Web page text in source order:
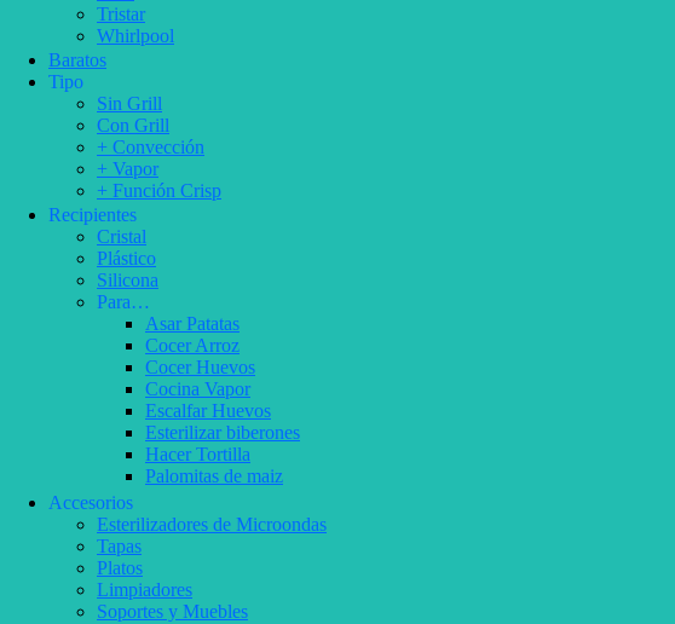
Tristar
Whirlpool
Baratos
Tipo
Sin Grill
Con Grill
+ Convección
+ Vapor
+ Función Crisp
Recipientes
Cristal
Plástico
Silicona
Para…
Asar Patatas
Cocer Arroz
Cocer Huevos
Cocina Vapor
Escalfar Huevos
Esterilizar biberones
Hacer Tortilla
Palomitas de maiz
Accesorios
Esterilizadores de Microondas
Tapas
Platos
Limpiadores
Soportes y Muebles